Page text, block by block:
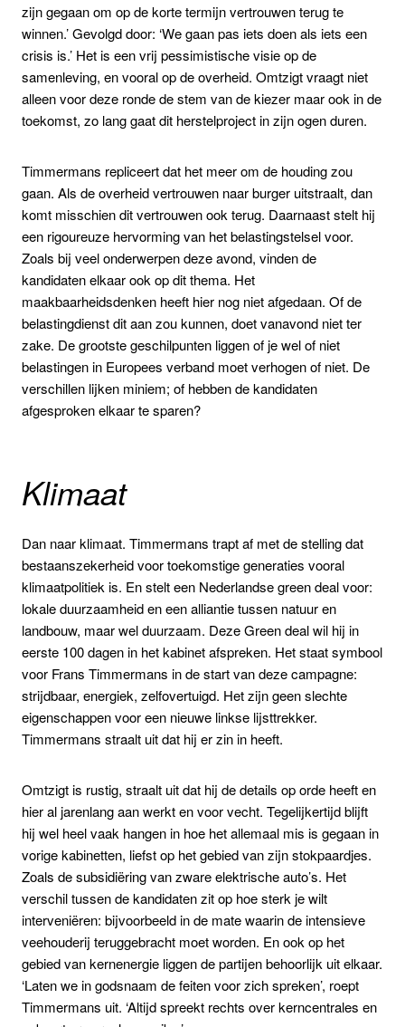
zijn gegaan om op de korte termijn vertrouwen terug te
winnen.’ Gevolgd door: ‘We gaan pas iets doen als iets een
crisis is.’ Het is een vrij pessimistische visie op de
samenleving, en vooral op de overheid. Omtzigt vraagt niet
alleen voor deze ronde de stem van de kiezer maar ook in de
toekomst, zo lang gaat dit herstelproject in zijn ogen duren.
Timmermans repliceert dat het meer om de houding zou
gaan. Als de overheid vertrouwen naar burger uitstraalt, dan
komt misschien dit vertrouwen ook terug. Daarnaast stelt hij
een rigoureuze hervorming van het belastingstelsel voor.
Zoals bij veel onderwerpen deze avond, vinden de
kandidaten elkaar ook op dit thema. Het
maakbaarheidsdenken heeft hier nog niet afgedaan. Of de
belastingdienst dit aan zou kunnen, doet vanavond niet ter
zake. De grootste geschilpunten liggen of je wel of niet
belastingen in Europees verband moet verhogen of niet. De
verschillen lijken miniem; of hebben de kandidaten
afgesproken elkaar te sparen?
Klimaat
Dan naar klimaat. Timmermans trapt af met de stelling dat
bestaanszekerheid voor toekomstige generaties vooral
klimaatpolitiek is. En stelt een Nederlandse green deal voor:
lokale duurzaamheid en een alliantie tussen natuur en
landbouw, maar wel duurzaam. Deze Green deal wil hij in
eerste 100 dagen in het kabinet afspreken. Het staat symbool
voor Frans Timmermans in de start van deze campagne:
strijdbaar, energiek, zelfovertuigd. Het zijn geen slechte
eigenschappen voor een nieuwe linkse lijsttrekker.
Timmermans straalt uit dat hij er zin in heeft.
Omtzigt is rustig, straalt uit dat hij de details op orde heeft en
hier al jarenlang aan werkt en voor vecht. Tegelijkertijd blijft
hij wel heel vaak hangen in hoe het allemaal mis is gegaan in
vorige kabinetten, liefst op het gebied van zijn stokpaardjes.
Zoals de subsidiëring van zware elektrische auto’s. Het
verschil tussen de kandidaten zit op hoe sterk je wilt
interveniëren: bijvoorbeeld in de mate waarin de intensieve
veehouderij teruggebracht moet worden. En ook op het
gebied van kernenergie liggen de partijen behoorlijk uit elkaar.
‘Laten we in godsnaam de feiten voor zich spreken’, roept
Timmermans uit. ‘Altijd spreekt rechts over kerncentrales en